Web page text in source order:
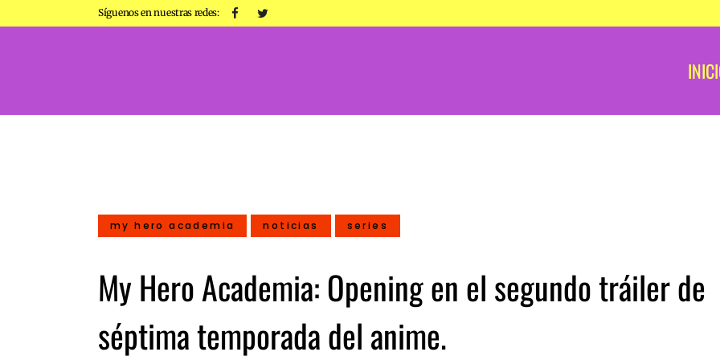
Síguenos en nuestras redes:
my hero academia noticias series
My Hero Academia: Opening en el segundo tráiler de
séptima temporada del anime.